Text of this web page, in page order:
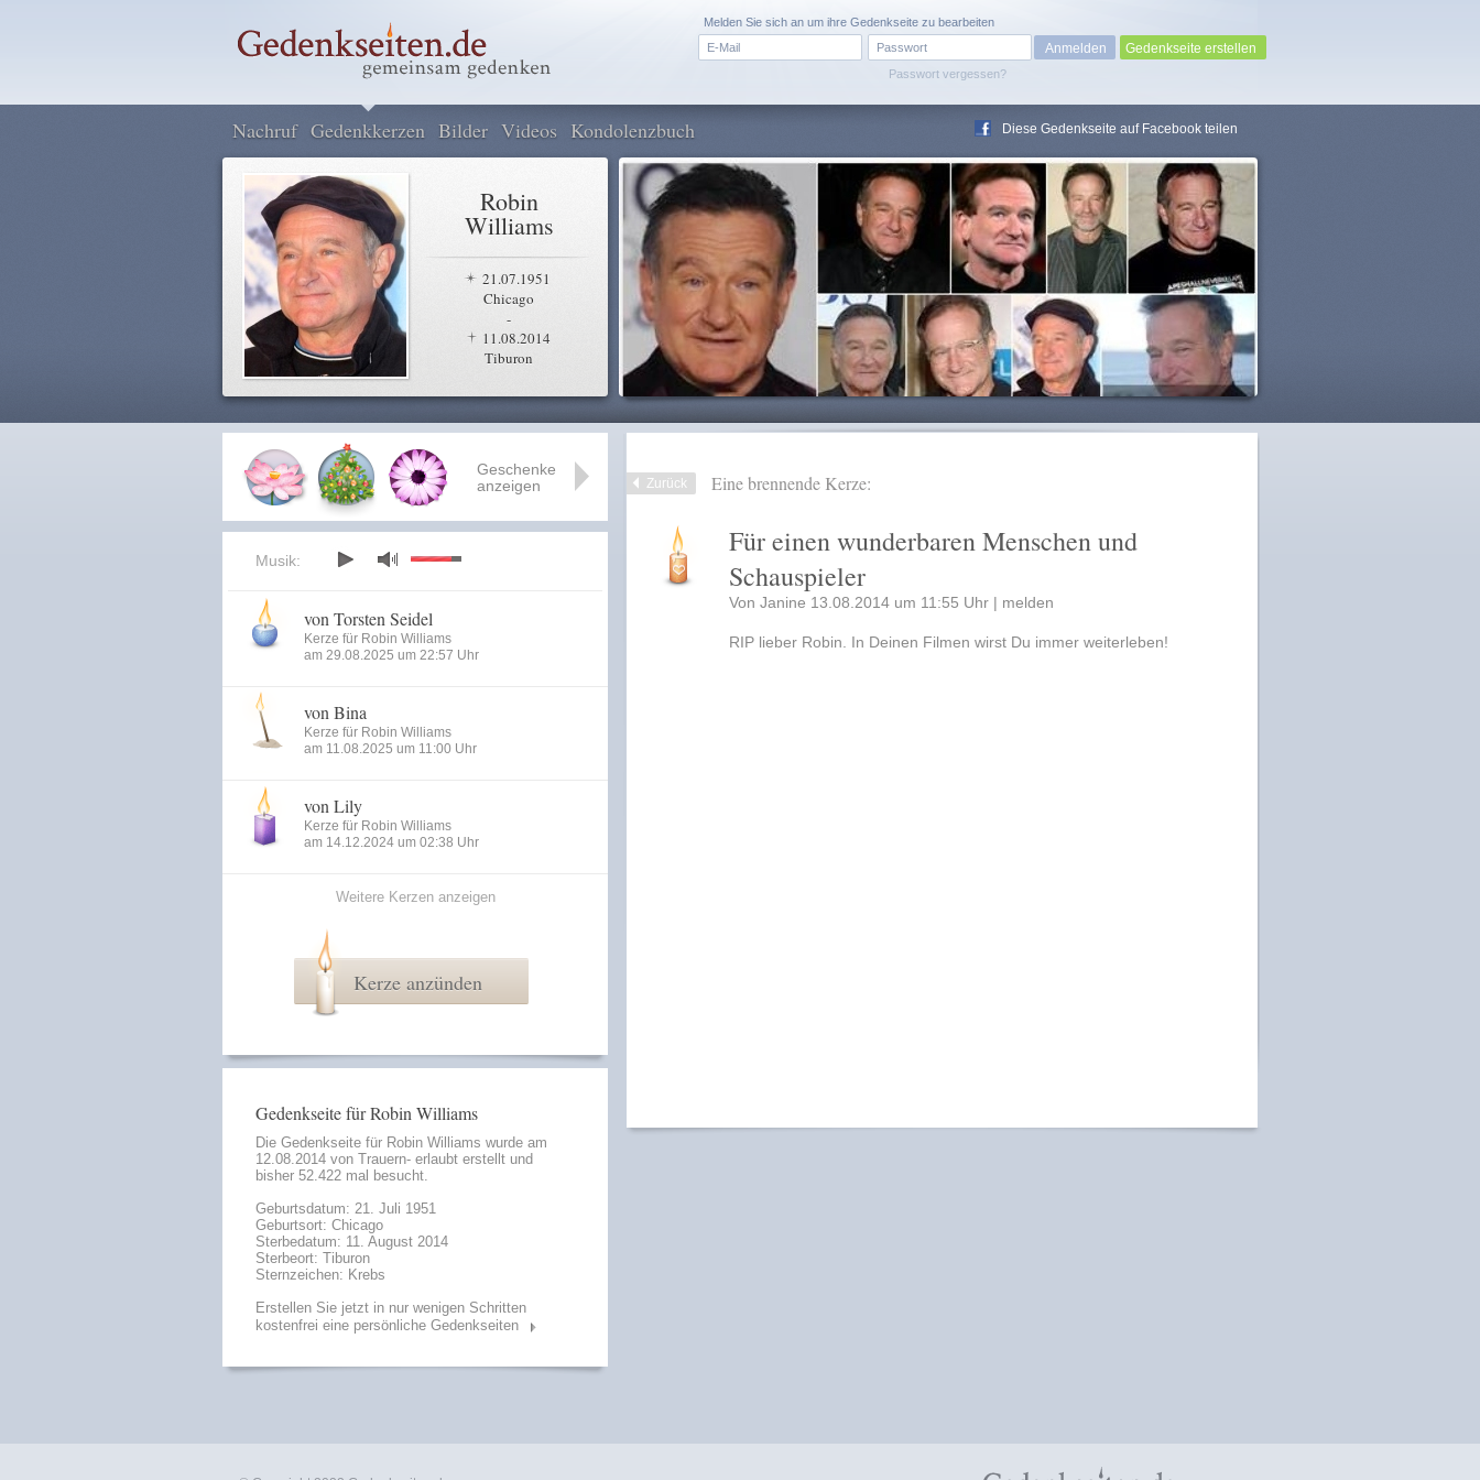
Passwort vergessen?
Melden Sie sich an um ihre Gedenkseite zu bearbeiten
Gedenkseite erstellen
Nachruf Gedenkkerzen Bilder Videos Kondolenzbuch Diese Gedenkseite auf Facebook teilen
Robin
Williams
21.07.1951
Chicago
-
11.08.2014
Tiburon
Zurück Eine brennende Kerze:
Für einen wunderbaren Menschen und
Schauspieler
Von Janine 13.08.2014 um 11:55 Uhr | melden
RIP lieber Robin. In Deinen Filmen wirst Du immer weiterleben!
Geschenke
anzeigen
Musik:
von Torsten Seidel
Kerze für Robin Williams
am 29.08.2025 um 22:57 Uhr
von Bina
Kerze für Robin Williams
am 11.08.2025 um 11:00 Uhr
von Lily
Kerze für Robin Williams
am 14.12.2024 um 02:38 Uhr
Weitere Kerzen anzeigen
Kerze anzünden
Gedenkseite für Robin Williams
Die Gedenkseite für Robin Williams wurde am
12.08.2014 von Trauern- erlaubt erstellt und
bisher 52.422 mal besucht.
Geburtsdatum: 21. Juli 1951
Geburtsort: Chicago
Sterbedatum: 11. August 2014
Sterbeort: Tiburon
Sternzeichen: Krebs
Erstellen Sie jetzt in nur wenigen Schritten
kostenfrei eine persönliche Gedenkseiten